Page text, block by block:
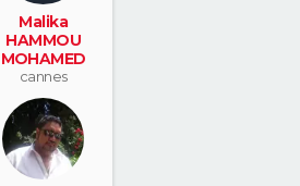
Malika
HAMMOU
MOHAMED
cannes